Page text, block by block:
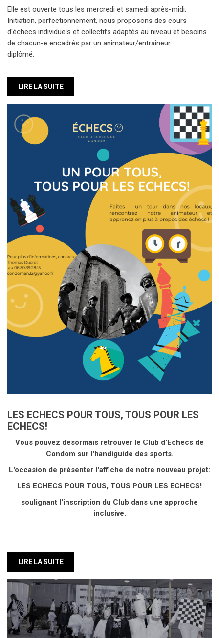
Elle est ouverte tous les mercredi et samedi après-midi.
Initiation, perfectionnement, nous proposons des cours
d'échecs individuels et collectifs adaptés au niveau et besoins
de chacun-e encadrés par un animateur/entraineur
diplômé.
LIRE LA SUITE
LES ECHECS POUR TOUS, TOUS POUR LES
ECHECS!
Vous pouvez désormais retrouver le Club d'Echecs de
Condom sur l'handiguide des sports.
L'occasion de présenter l'affiche de notre nouveau projet:
LES ECHECS POUR TOUS, TOUS POUR LES ECHECS!
soulignant l'inscription du Club dans une approche
inclusive.
LIRE LA SUITE